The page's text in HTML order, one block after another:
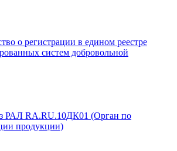
о регистрации в едином реестре
систем добровольной
РАЛ RA.RU.10ДК01 (Орган по
продукции)